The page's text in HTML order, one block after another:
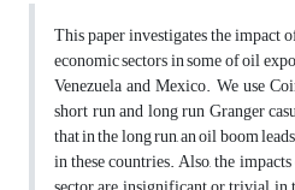
This paper investigates the impact
economic sectors in some of oil
Venezuela and Mexico. We use
short run and long run Granger
that in the long run, an oil boom
in these countries. Also, the